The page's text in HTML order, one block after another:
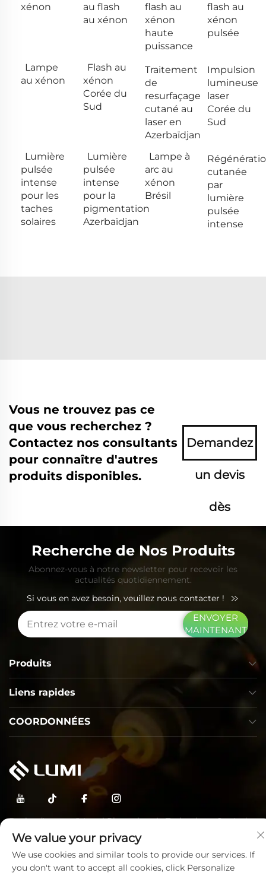
xénon
au flash
au xénon
flash au
xénon
haute
puissance
flash au
xénon
pulsée
Lampe
au xénon
Flash au
xénon
Corée du
Sud
Traitement
de
resurfaçage
cutané au
laser en
Azerbaïdjan
Impulsion
lumineuse
laser
Corée du
Sud
Lumière
pulsée
intense
pour les
taches
solaires
Lumière
pulsée
intense
pour la
pigmentation
Azerbaïdjan
Lampe à
arc au
xénon
Brésil
cutanée
par
lumière
pulsée
intense
Vous ne trouvez pas ce
que vous recherchez ?
Contactez nos consultants
pour connaître d'autres
produits disponibles.
Demandez
un devis
dès
Recherche de Nos Produits
Abonnez-vous à notre newsletter pour recevoir les
actualités quotidiennement.
Si vous en avez besoin, veuillez nous contacter !
ENVOYER
MAINTENANT
Liens rapides
Produits
COORDONNÉES
Droits d'auteur © Lumi Photoelectric Technology Co., Ltd.
Tous droits réservés —
Politique de confidentialité
We value your privacy
We use cookies and similar tools to provide our services. If
you don't want to accept all cookies, click Personalize